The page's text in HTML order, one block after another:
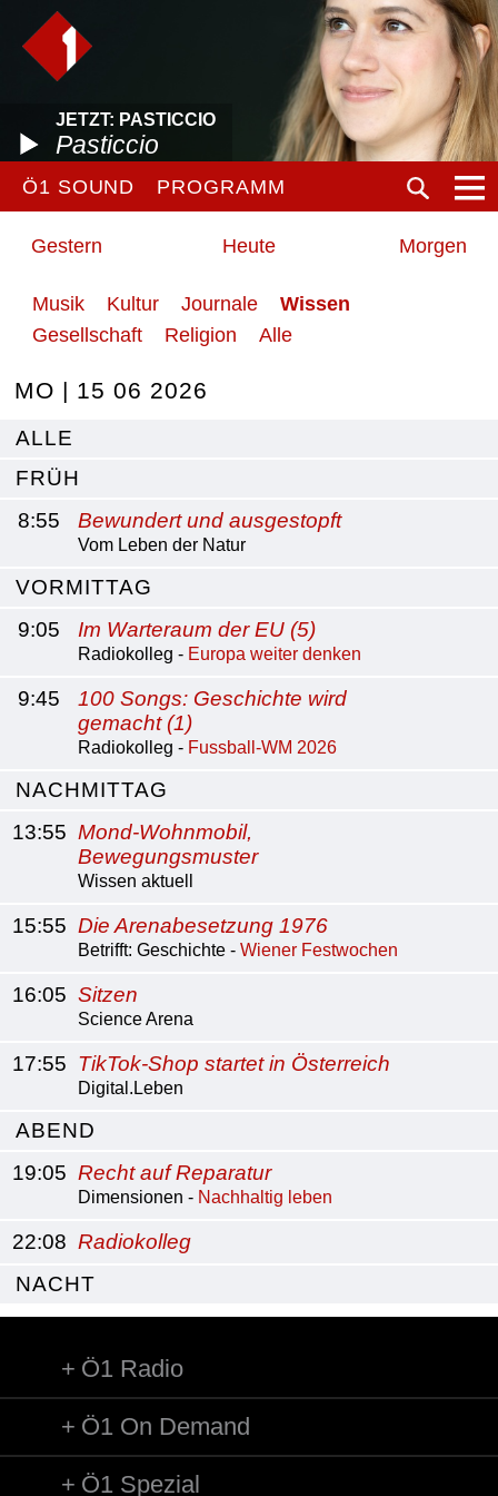
JETZT: PASTICCIO
Pasticcio
Ö1 SOUND PROGRAMM
Gestern Heute Morgen
Musik Kultur Journale
Wissen
Gesellschaft
Religion Alle
MO | 15 06 2026
ALLE
FRÜH
8:55
Bewundert und ausgestopft
Vom Leben der Natur
VORMITTAG
9:05
Im Warteraum der EU (5)
Radiokolleg - Europa weiter denken
9:45
100 Songs: Geschichte wird
gemacht (1)
Radiokolleg - Fussball-WM 2026
NACHMITTAG
13:55 Mond-Wohnmobil,
Bewegungsmuster
Wissen aktuell
15:55 Die Arenabesetzung 1976
Betrifft: Geschichte - Wiener Festwochen
16:05 Sitzen
Science Arena
17:55 TikTok-Shop startet in Österreich
Digital.Leben
ABEND
19:05 Recht auf Reparatur
Dimensionen - Nachhaltig leben
22:08 Radiokolleg
NACHT
Ö1 Radio
Ö1 On Demand
Ö1 Spezial